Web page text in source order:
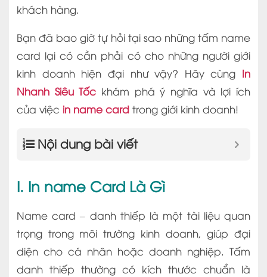
khách hàng.
Bạn đã bao giờ tự hỏi tại sao những tấm name
card lại có cần phải có cho những người giới
kinh doanh hiện đại như vậy? Hãy cùng In
Nhanh Siêu Tốc khám phá ý nghĩa và lợi ích
của việc in name card trong giới kinh doanh!
Nội dung bài viết
I. In name Card Là Gì
Name card – danh thiếp là một tài liệu quan
trọng trong môi trường kinh doanh, giúp đại
diện cho cá nhân hoặc doanh nghiệp. Tấm
danh thiếp thường có kích thước chuẩn là